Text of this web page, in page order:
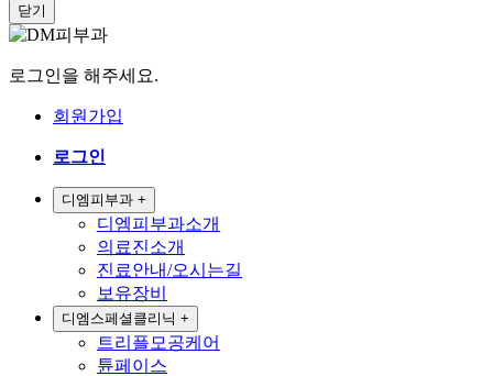
닫기
로그인을 해주세요.
회원가입
로그인
디엠피부과 +
디엠피부과소개
의료진소개
진료안내/오시는길
보유장비
디엠스페셜클리닉 +
트리플모공케어
튠페이스